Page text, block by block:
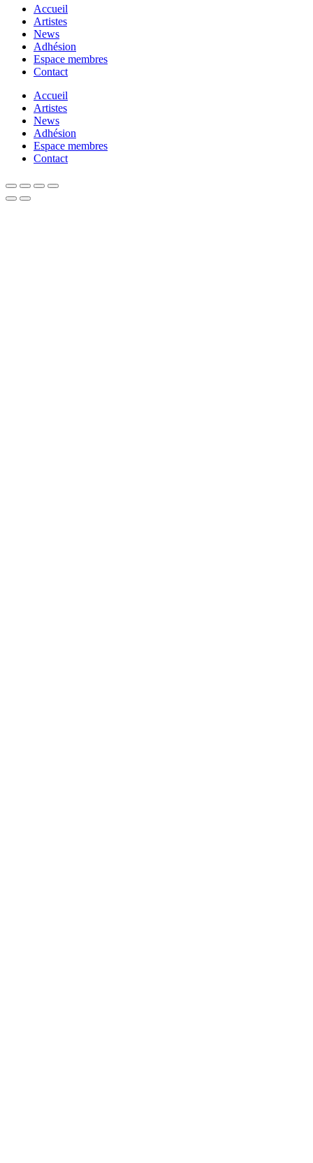
Accueil
Artistes
News
Adhésion
Espace membres
Contact
Accueil
Artistes
News
Adhésion
Espace membres
Contact